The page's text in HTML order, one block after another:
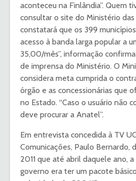
aconteceu na Finlândia”. Quem
consultar o site do Ministério das
constatará que os 399
acesso à banda larga popular a
35,00/mês”, informação
de imprensa do Ministério. O
considera meta cumprida o
órgão e as concessionárias que
no Estado. “Caso o usuário não
deve procurar a Anatel”.
Em entrevista concedida à TV
Comunicações, Paulo Bernardo,
2011 que até abril daquele ano,
governo era ter um pacote